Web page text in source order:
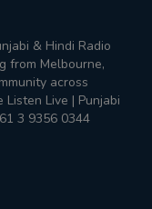
& Hindi Radio
from Melbourne,
across
Live | Punjabi
3 9356 0344